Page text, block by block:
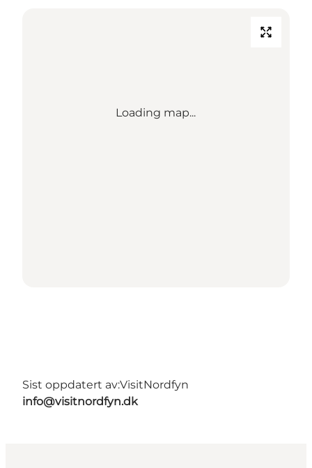
Loading map...
Sist oppdatert av:VisitNordfyn
info@visitnordfyn.dk